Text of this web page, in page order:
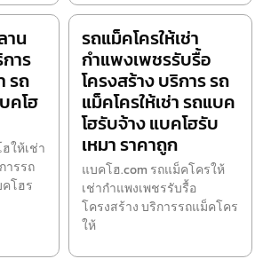
าน
าร
รถ
คโฮ
ให้เช่า
ารรถ
โฮร
รถแม็คโครให้เช่า
กำแพงเพชรรับรื้อ
โครงสร้าง บริการ รถ
แม็คโครให้เช่า รถแบค
โฮรับจ้าง แบคโฮรับ
เหมา ราคาถูก
แบคโฮ.com รถแม็คโครให้
เช่ากำแพงเพชรรับรื้อ
โครงสร้าง บริการรถแม็คโคร
ให้